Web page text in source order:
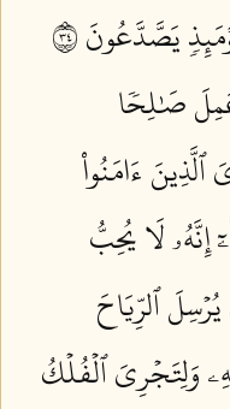
يَصَّدَّعُونَ ٤٣
صَٰلِحٗا
ءَامَنُواْ
لَا يُحِبُّ
ٱلرِّيَاحَ
وَلِتَجۡرِيَ ٱلۡفُلۡكُ